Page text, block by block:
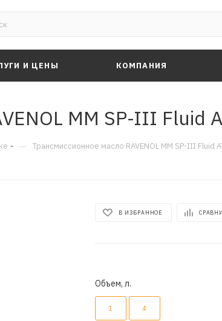
И ЦЕНЫ КОМПАНИЯ
MM SP-III Fluid
— Трансмиссионное масло RAVENOL MM SP-III Fluid
В ИЗБРАННОЕ
Объем, л.
1 4